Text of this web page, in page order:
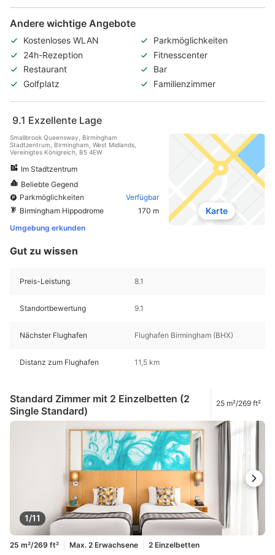
Andere wichtige Angebote
Kostenloses WLAN
Parkmöglichkeiten
24h-Rezeption
Fitnesscenter
Restaurant
Bar
Golfplatz
Familienzimmer
9.1 Exzellente Lage
Smallbrook Queensway, Birmingham
Stadtzentrum, Birmingham, West Midlands,
Vereinigtes Königreich, B5 4EW
Im Stadtzentrum
Beliebte Gegend
Parkmöglichkeiten
Verfügbar
Birmingham Hippodrome
170 m
Umgebung erkunden
Karte
Gut zu wissen
Preis-Leistung 8.1
Standortbewertung 9.1
Nächster Flughafen Flughafen Birmingham (BHX)
Distanz zum Flughafen 11,5 km
Standard Zimmer mit 2 Einzelbetten (2
Single Standard)
25 m²/269 ft²
1/11
25 m²/269 ft² Max. 2 Erwachsene
2 Einzelbetten